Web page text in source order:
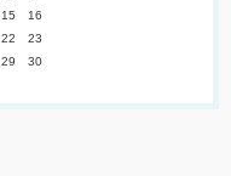
15
16
22
23
29
30